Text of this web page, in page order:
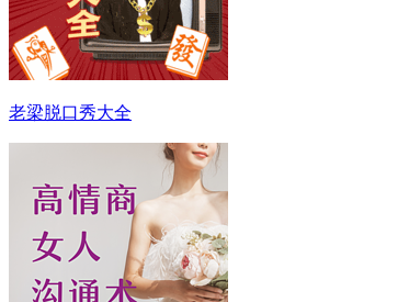
老梁脱口秀大全